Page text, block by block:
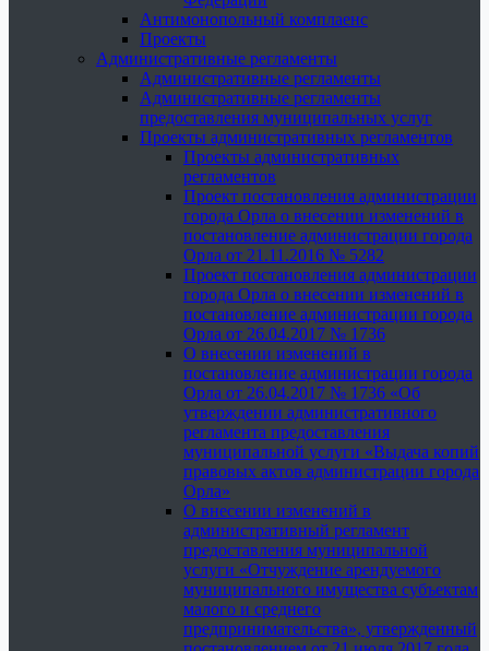
Антимонопольный комплаенс
Проекты
Административные регламенты
Административные регламенты
Административные регламенты
предоставления муниципальных услуг
Проекты административных регламентов
Проекты административных
регламентов
Проект постановления администрации
города Орла о внесении изменений в
постановление администрации города
Орла от 21.11.2016 № 5282
Проект постановления администрации
города Орла о внесении изменений в
постановление администрации города
Орла от 26.04.2017 № 1736
О внесении изменений в
постановление администрации города
Орла от 26.04.2017 № 1736 «Об
утверждении административного
регламента предоставления
муниципальной услуги «Выдача копий
правовых актов администрации города
Орла»
О внесении изменений в
административный регламент
предоставления муниципальной
услуги «Отчуждение арендуемого
муниципального имущества субъектам
малого и среднего
предпринимательства», утвержденный